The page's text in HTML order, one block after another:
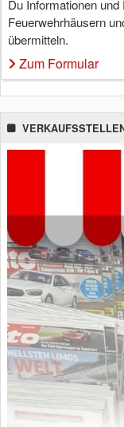
Du Informationen
Feuerwehrhäusern
übermitteln.
Zum Formular